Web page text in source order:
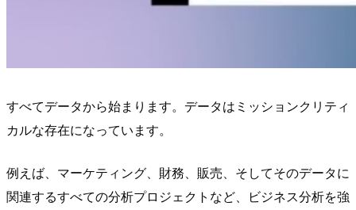
すべてデータから始まります。データはミッションクリティ
カルな存在になっています。
例えば、マーケティング、財務、販売、そしてそのデータに
関連するすべての分析プロジェクトなど、ビジネス分析を強